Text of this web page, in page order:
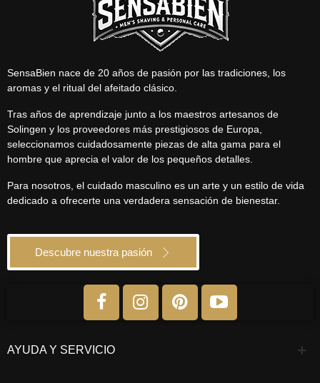
SensaBien nace de 20 años de pasión por las tradiciones, los
aromas y el ritual del afeitado clásico.
Tras años de aprendizaje junto a los maestros artesanos de
Solingen y los proveedores más prestigiosos de Europa,
seleccionamos cuidadosamente piezas de alta gama para el
hombre que aprecia el valor de los pequeños detalles.
Para nosotros, el cuidado masculino es un arte y un estilo de vida
dedicado a ofrecerte una verdadera sensación de bienestar.
Descubre nuestra pasión
AYUDA Y SERVICIO